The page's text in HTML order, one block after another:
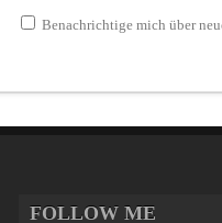
Benachrichtige mich über
FOLLOW ME